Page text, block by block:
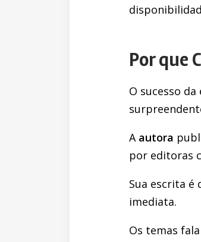
Por que
O sucesso
A autora
por editoras
Sua escrita é
imediata.
Os temas